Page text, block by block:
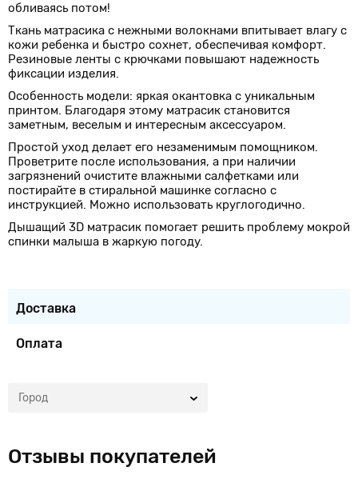
обливаясь потом!
Ткань матрасика с нежными волокнами впитывает влагу с
кожи ребенка и быстро сохнет, обеспечивая комфорт.
Резиновые ленты с крючками повышают надежность
фиксации изделия.
Особенность модели: яркая окантовка с уникальным
принтом. Благодаря этому матрасик становится
заметным, веселым и интересным аксессуаром.
Простой уход делает его незаменимым помощником.
Проветрите после использования, а при наличии
загрязнений очистите влажными салфетками или
постирайте в стиральной машинке согласно с
инструкцией. Можно использовать круглогодично.
Дышащий 3D матрасик помогает решить проблему мокрой
спинки малыша в жаркую погоду.
Доставка
Оплата
Город
Отзывы покупателей